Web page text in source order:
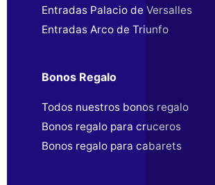
Entradas Palacio de Versalles
Entradas Arco de Triunfo
Bonos Regalo
Todos nuestros bonos regalo
Bonos regalo para cruceros
Bonos regalo para cabarets